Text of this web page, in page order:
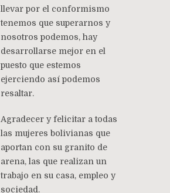
llevar por el conformismo
tenemos que superarnos y
nosotros podemos, hay
desarrollarse mejor en el
puesto que estemos
ejerciendo así podemos
resaltar.
Agradecer y felicitar a todas
las mujeres bolivianas que
aportan con su granito de
arena, las que realizan un
trabajo en su casa, empleo y
sociedad.